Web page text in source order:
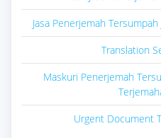
Jasa Penerjemah Tersumpah
Translation
Maskuri Penerjemah
Urgent Document